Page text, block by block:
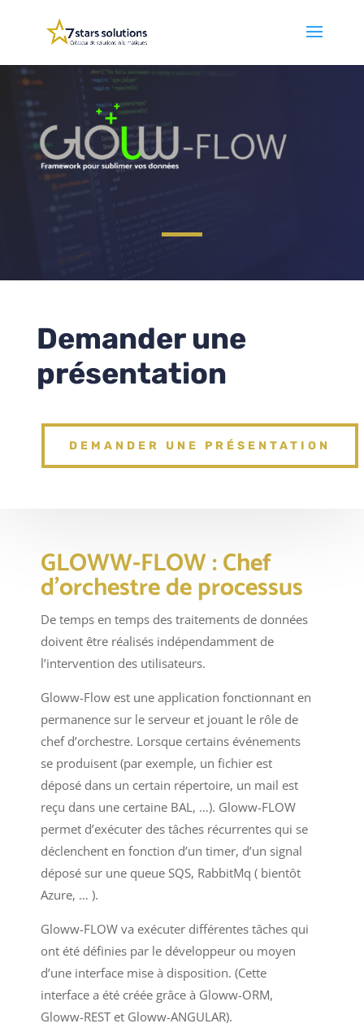
Demander une
présentation
DEMANDER UNE PRÉSENTATION
GLOWW-FLOW : Chef
d’orchestre de processus
De temps en temps des traitements de données
doivent être réalisés indépendamment de
l’intervention des utilisateurs.
Gloww-Flow est une application fonctionnant en
permanence sur le serveur et jouant le rôle de
chef d’orchestre. Lorsque certains événements
se produisent (par exemple, un fichier est
déposé dans un certain répertoire, un mail est
reçu dans une certaine BAL, …). Gloww-FLOW
permet d’exécuter des tâches récurrentes qui se
déclenchent en fonction d’un timer, d’un signal
déposé sur une queue SQS, RabbitMq ( bientôt
Azure, … ).
Gloww-FLOW va exécuter différentes tâches qui
ont été définies par le développeur ou moyen
d’une interface mise à disposition. (Cette
interface a été créée grâce à Gloww-ORM,
Gloww-REST et Gloww-ANGULAR).